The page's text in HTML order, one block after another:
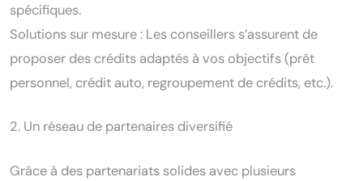
spécifiques.
Solutions sur mesure : Les conseillers s’assurent de
proposer des crédits adaptés à vos objectifs (prêt
personnel, crédit auto, regroupement de crédits, etc.).
2. Un réseau de partenaires diversifié
Grâce à des partenariats solides avec plusieurs